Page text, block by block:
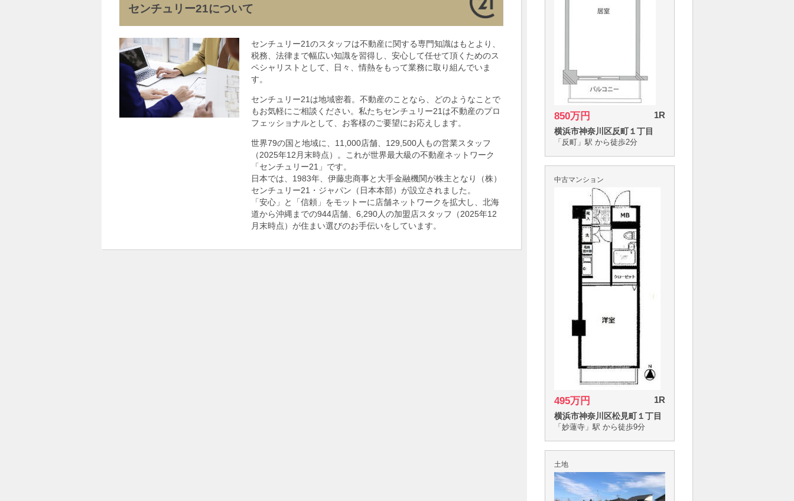
センチュリー21について
センチュリー21のスタッフは不動産に関する専門知識はもとより、
税務、法律まで幅広い知識を習得し、安心して任せて頂くためのス
ペシャリストとして、日々、情熱をもって業務に取り組んでいま
す。
センチュリー21は地域密着。不動産のことなら、どのようなことで
もお気軽にご相談ください。私たちセンチュリー21は不動産のプロ
フェッショナルとして、お客様のご要望にお応えします。
世界79の国と地域に、11,000店舗、129,500人もの営業スタッフ
（2025年12月末時点）。これが世界最大級の不動産ネットワーク
「センチュリー21」です。
日本では、1983年、伊藤忠商事と大手金融機関が株主となり（株）
センチュリー21・ジャパン（日本本部）が設立されました。
「安心」と「信頼」をモットーに店舗ネットワークを拡大し、北海
道から沖縄までの944店舗、6,290人の加盟店スタッフ（2025年12
月末時点）が住まい選びのお手伝いをしています。
850万円 1R
横浜市神奈川区反町１丁目
「反町」駅 から徒歩2分
中古マンション
495万円 1R
横浜市神奈川区松見町１丁目
「妙蓮寺」駅 から徒歩9分
土地